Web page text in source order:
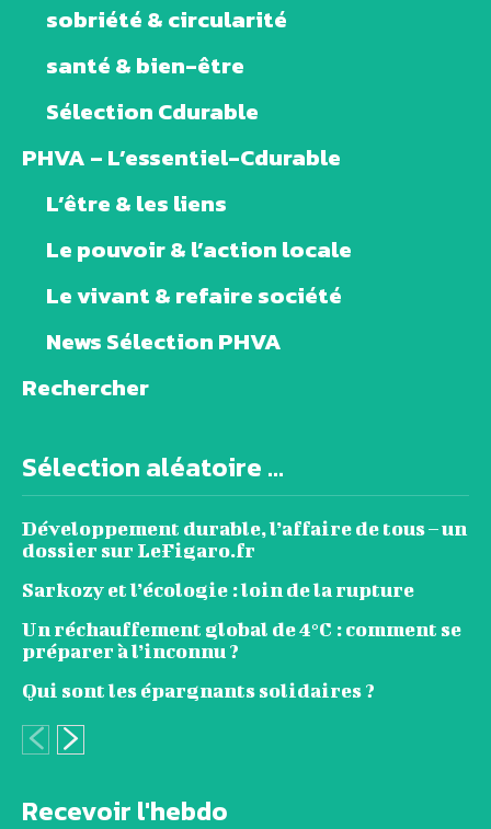
sobriété & circularité
santé & bien-être
Sélection Cdurable
PHVA – L’essentiel-Cdurable
L’être & les liens
Le pouvoir & l’action locale
Le vivant & refaire société
News Sélection PHVA
Rechercher
Sélection aléatoire ...
Développement durable, l’affaire de tous – un
dossier sur LeFigaro.fr
Sarkozy et l’écologie : loin de la rupture
Un réchauffement global de 4°C : comment se
préparer à l’inconnu ?
Qui sont les épargnants solidaires ?
Recevoir l'hebdo